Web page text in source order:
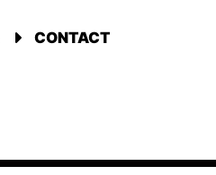
CONTACT